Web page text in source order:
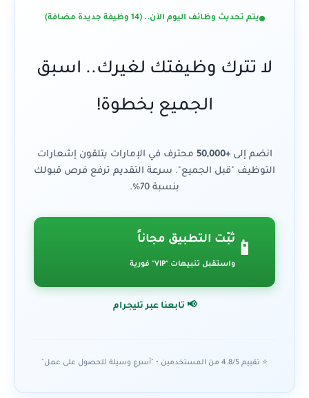
يتم تحديث وظائف اليوم الآن.. (14 وظيفة جديدة مضافة)
لا تترك وظيفتك لغيرك.. اسبق
الجميع بخطوة!
انضم إلى+50,000
محترف في الإمارات يتلقون إشعارات
التوظيف "قبل الجميع". سرعة التقديم ترفع فرص قبولك
بنسبة 70%.
📱
ثبّت التطبيق مجاناً
واستقبل تنبيهات "VIP" فورية
📢 تابعنا عبر تليجرام
⭐ تقييم 4.8/5 من المستخدمين • "أسرع وسيلة للحصول على عمل"